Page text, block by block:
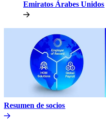
Emiratos Árabes Unidos​​
Resumen de socios​​